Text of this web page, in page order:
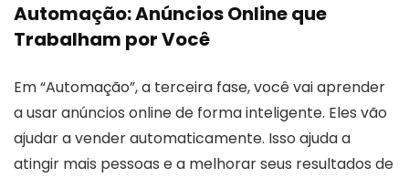
Automação: Anúncios Online que
Trabalham por Você
Em “Automação”, a terceira fase, você vai aprender
a usar anúncios online de forma inteligente. Eles vão
ajudar a vender automaticamente. Isso ajuda a
atingir mais pessoas e a melhorar seus resultados de